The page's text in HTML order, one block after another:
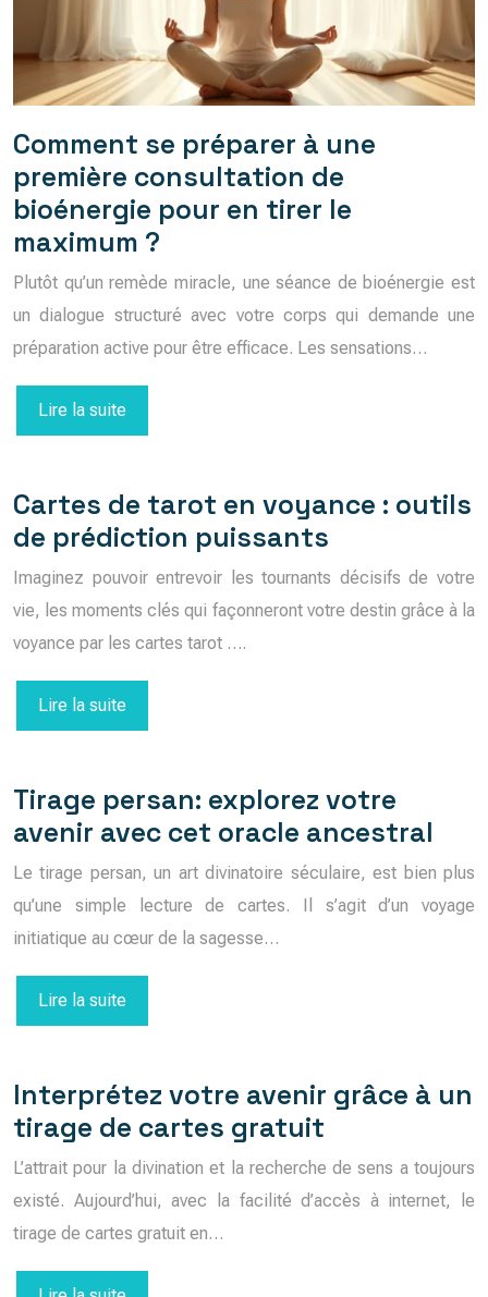
Comment se préparer à une
première consultation de
bioénergie pour en tirer le
maximum ?
Plutôt qu’un remède miracle, une séance de bioénergie est
un dialogue structuré avec votre corps qui demande une
préparation active pour être efficace. Les sensations…
Lire la suite
Cartes de tarot en voyance : outils
de prédiction puissants
Imaginez pouvoir entrevoir les tournants décisifs de votre
vie, les moments clés qui façonneront votre destin grâce à la
voyance par les cartes tarot ….
Lire la suite
Tirage persan: explorez votre
avenir avec cet oracle ancestral
Le tirage persan, un art divinatoire séculaire, est bien plus
qu’une simple lecture de cartes. Il s’agit d’un voyage
initiatique au cœur de la sagesse…
Lire la suite
Interprétez votre avenir grâce à un
tirage de cartes gratuit
L’attrait pour la divination et la recherche de sens a toujours
existé. Aujourd’hui, avec la facilité d’accès à internet, le
tirage de cartes gratuit en…